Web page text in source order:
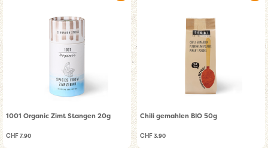
1001 Organic Zimt Stangen 20g
CHF 7.90
Chili gemahlen BIO 50g
CHF 3.90